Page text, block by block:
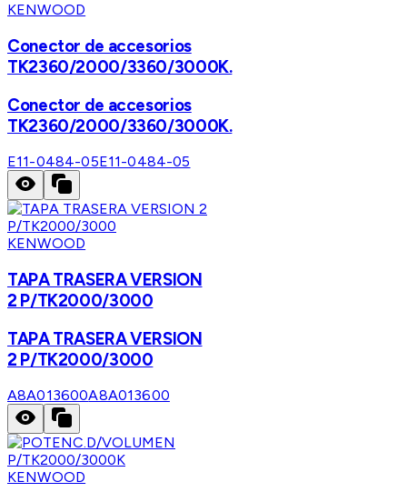
KENWOOD
Conector de accesorios
TK2360/2000/3360/3000K.
Conector de accesorios
TK2360/2000/3360/3000K.
E11-0484-05E11-0484-05
KENWOOD
TAPA TRASERA VERSION
2 P/TK2000/3000
TAPA TRASERA VERSION
2 P/TK2000/3000
A8A013600A8A013600
KENWOOD